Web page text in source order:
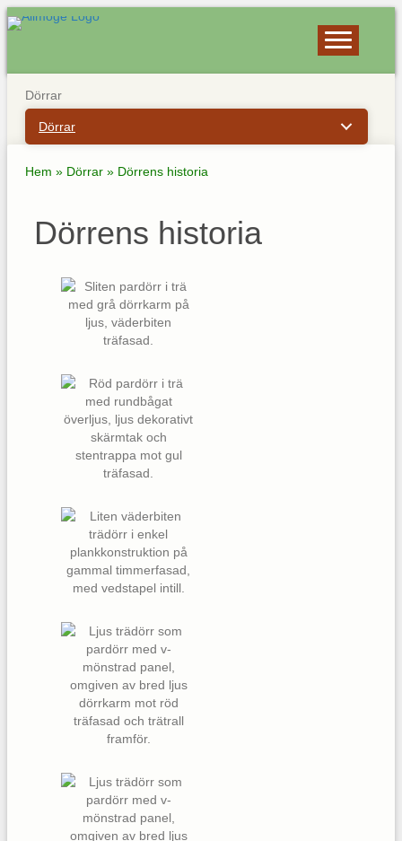
Dörrar
Dörrar
Hem » Dörrar » Dörrens historia
Dörrens historia